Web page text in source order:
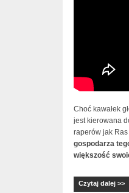
Choć kawałek
jest kierowana
raperów jak Ras
gospodarza
większość
Czytaj dalej >>